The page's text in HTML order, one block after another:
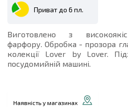
Приват до 6 пл.
Виготовлено з
фарфору. Обробка - прозора
колекції Lover by Lover.
посудомийній машині.
Наявність у магазинах